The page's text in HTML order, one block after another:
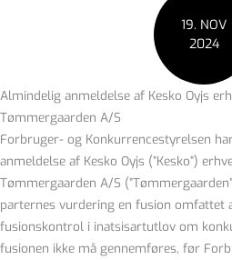
19. NOV
2024
Almindelig anmeldelse af Kesko Oyjs
Tømmergaarden A/S
Forbruger- og Konkurrencestyrelsen
anmeldelse af Kesko Oyjs (”Kesko”)
Tømmergaarden A/S
parternes vurdering en fusion omfattet
fusionskontrol i inatsisartutlov om
fusionen ikke må gennemføres, før